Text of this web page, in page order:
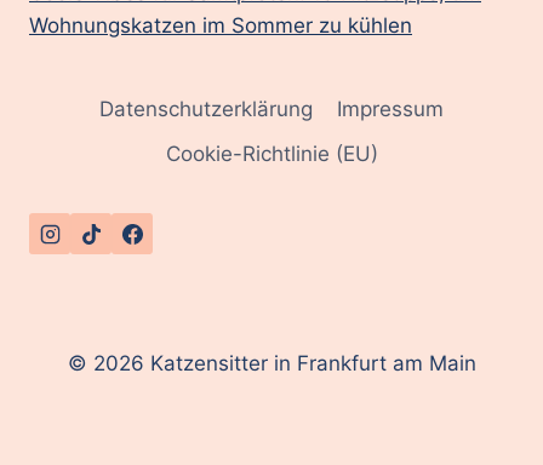
Wohnungskatzen im Sommer zu kühlen
Datenschutzerklärung
Impressum
Cookie-Richtlinie (EU)
© 2026 Katzensitter in Frankfurt am Main